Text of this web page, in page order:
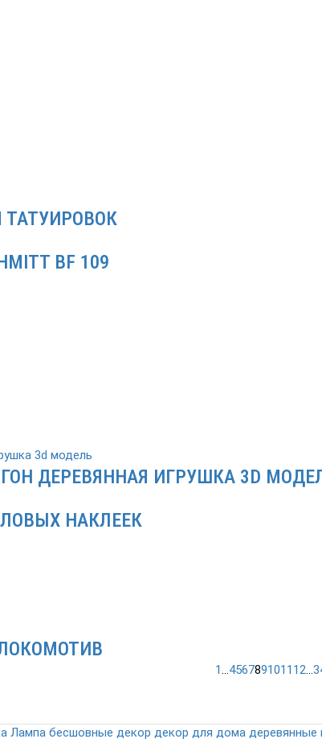
BF 109
ДЕРЕВЯННАЯ ИГРУШКА 3D
НАКЛЕЕК
1...4567891011 12...
Лампа бесшовные декор декор для дома деревянные